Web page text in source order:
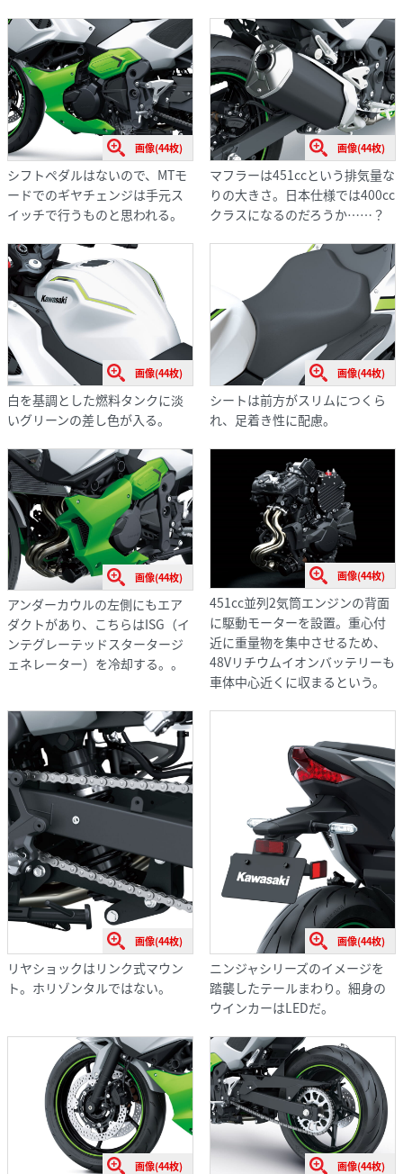
画像(44枚)
シフトペダルはないので、MTモ
ードでのギヤチェンジは手元ス
イッチで行うものと思われる。
画像(44枚)
マフラーは451ccという排気量な
りの大きさ。日本仕様では400cc
クラスになるのだろうか……？
画像(44枚)
白を基調とした燃料タンクに淡
いグリーンの差し色が入る。
画像(44枚)
シートは前方がスリムにつくら
れ、足着き性に配慮。
画像(44枚)
アンダーカウルの左側にもエア
ダクトがあり、こちらはISG（イ
ンテグレーテッドスタータージ
ェネレーター）を冷却する。。
画像(44枚)
451cc並列2気筒エンジンの背面
に駆動モーターを設置。重心付
近に重量物を集中させるため、
48Vリチウムイオンバッテリーも
車体中心近くに収まるという。
画像(44枚)
リヤショックはリンク式マウン
ト。ホリゾンタルではない。
画像(44枚)
ニンジャシリーズのイメージを
踏襲したテールまわり。細身の
ウインカーはLEDだ。
画像(44枚) 画像(44枚)